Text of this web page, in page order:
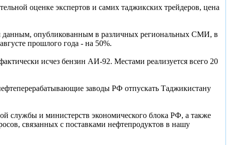
оценке экспертов и самих таджикских трейдеров, цена
данным, опубликованным в различных региональных СМИ, в
прошлого года - на 50%.
исчез бензин АИ-92. Местами реализуется всего 20
заводы РФ отпускать Таджикистану
службы и министерств экономического блока РФ, а также
связанных с поставками нефтепродуктов в нашу